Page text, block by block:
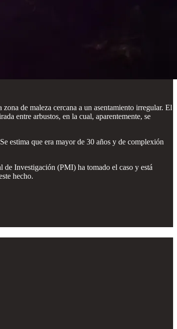
de maleza cercana a un asentamiento irregular. El
entre arbustos, en la cual, aparentemente, se
estima que era mayor de 30 años y de complexión
de Investigación (PMI) ha tomado el caso y está
hecho.